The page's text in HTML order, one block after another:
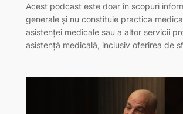
Acest podcast este doar în scopuri
generale și nu constituie practica
asistenței medicale sau a altor servicii
asistență medicală, inclusiv oferirea de